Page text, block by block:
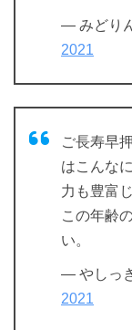
— みどり
2021
ご長寿早
はこんな
力も豊富
この年齢
い。
— やしっ
2021